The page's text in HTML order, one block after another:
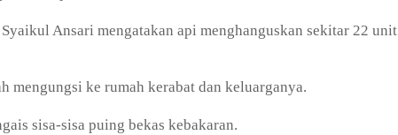
Ansari mengatakan api menghanguskan sekitar 22 unit
mengungsi ke rumah kerabat dan keluarganya.
sisa-sisa puing bekas kebakaran.